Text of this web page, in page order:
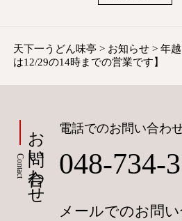
天下一うどん味亭> お知らせ> 年
は12/29の14時までの営業です】
お問い合わせ
Contact
電話でのお問い合わ
048-734-
メールでのお問